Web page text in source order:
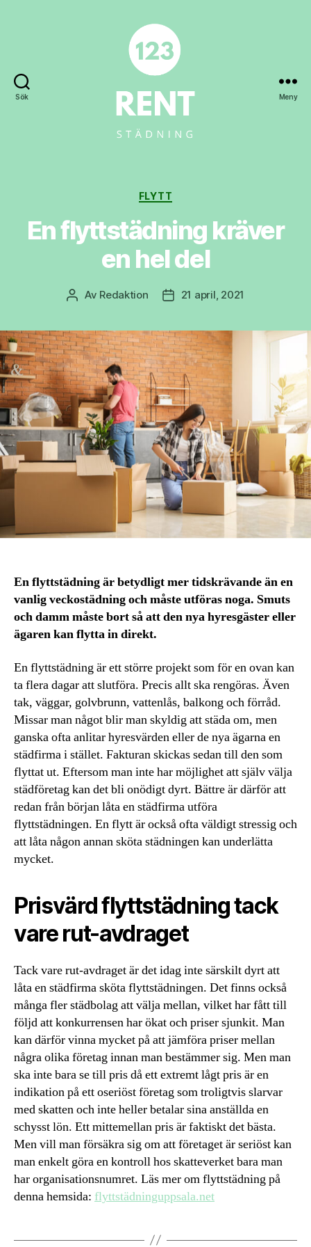
Sök Meny
Kategorier
FLYTT
En flyttstädning kräver
en hel del
Inläggsförfattare
Av Redaktion Inläggsdatum
21 april, 2021
En flyttstädning är betydligt mer tidskrävande än en
vanlig veckostädning och måste utföras noga. Smuts
och damm måste bort så att den nya hyresgäster eller
ägaren kan flytta in direkt.
En flyttstädning är ett större projekt som för en ovan kan
ta flera dagar att slutföra. Precis allt ska rengöras. Även
tak, väggar, golvbrunn, vattenlås, balkong och förråd.
Missar man något blir man skyldig att städa om, men
ganska ofta anlitar hyresvärden eller de nya ägarna en
städfirma i stället. Fakturan skickas sedan till den som
flyttat ut. Eftersom man inte har möjlighet att själv välja
städföretag kan det bli onödigt dyrt. Bättre är därför att
redan från början låta en städfirma utföra
flyttstädningen. En flytt är också ofta väldigt stressig och
att låta någon annan sköta städningen kan underlätta
mycket.
Prisvärd flyttstädning tack
vare rut-avdraget
Tack vare rut-avdraget är det idag inte särskilt dyrt att
låta en städfirma sköta flyttstädningen. Det finns också
många fler städbolag att välja mellan, vilket har fått till
följd att konkurrensen har ökat och priser sjunkit. Man
kan därför vinna mycket på att jämföra priser mellan
några olika företag innan man bestämmer sig. Men man
ska inte bara se till pris då ett extremt lågt pris är en
indikation på ett oseriöst företag som troligtvis slarvar
med skatten och inte heller betalar sina anställda en
schysst lön. Ett mittemellan pris är faktiskt det bästa.
Men vill man försäkra sig om att företaget är seriöst kan
man enkelt göra en kontroll hos skatteverket bara man
har organisationsnumret. Läs mer om flyttstädning på
denna hemsida: flyttstädninguppsala.net